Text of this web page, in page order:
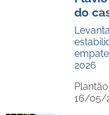
do
2026
16/05/